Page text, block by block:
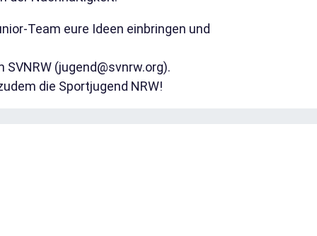
Team eure Ideen einbringen und
SVNRW (jugend@svnrw.org).
die Sportjugend NRW!